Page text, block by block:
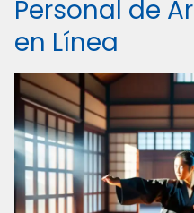
Personal de
en Línea